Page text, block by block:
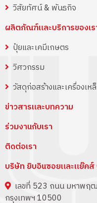
วิสัยทัศน์ & พันธกิจ
ผลิตภัณฑ์และบริการของเร
ปุ๋ยและเคมีเกษตร
วิศวกรรม
วัสดุก่อสร้างและเครื่องเห
ข่าวสารและบทความ
ร่วมงานกับเรา
ติดต่อเรา
บริษัท ยิบอินซอยและแย๊คส์
เลขที่ 523 ถนน มหาพฤ
กรุงเทพฯ 10500